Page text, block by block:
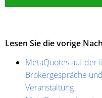
Lesen Sie die vorige
MetaQuotes auf der
Brokergespräche
Veranstaltung